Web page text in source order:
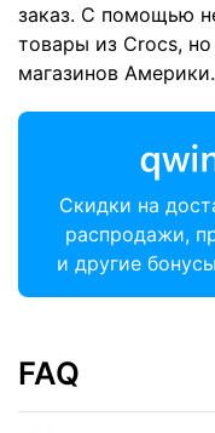
заказ. С помощью
товары из Crocs,
магазинов Америки.
Скидки на
распродажи,
и другие
FAQ